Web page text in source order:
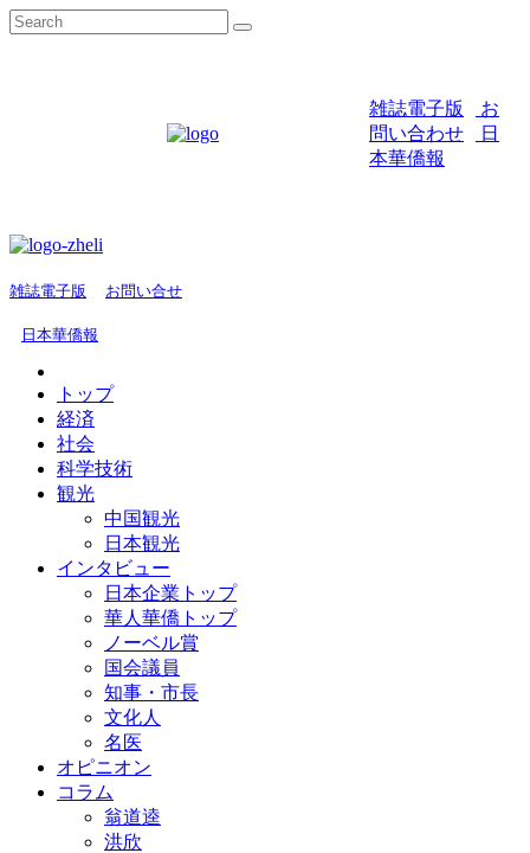
雑誌電子版
お
問い合わせ
日
本華僑報
雑誌電子版 お問い合せ
日本華僑報
トップ
経済
社会
科学技術
観光
中国観光
日本観光
インタビュー
日本企業トップ
華人華僑トップ
ノーベル賞
国会議員
知事・市長
文化人
名医
オピニオン
コラム
翁道逵
洪欣